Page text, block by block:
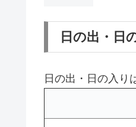
日の出・日
日の出・日の入り